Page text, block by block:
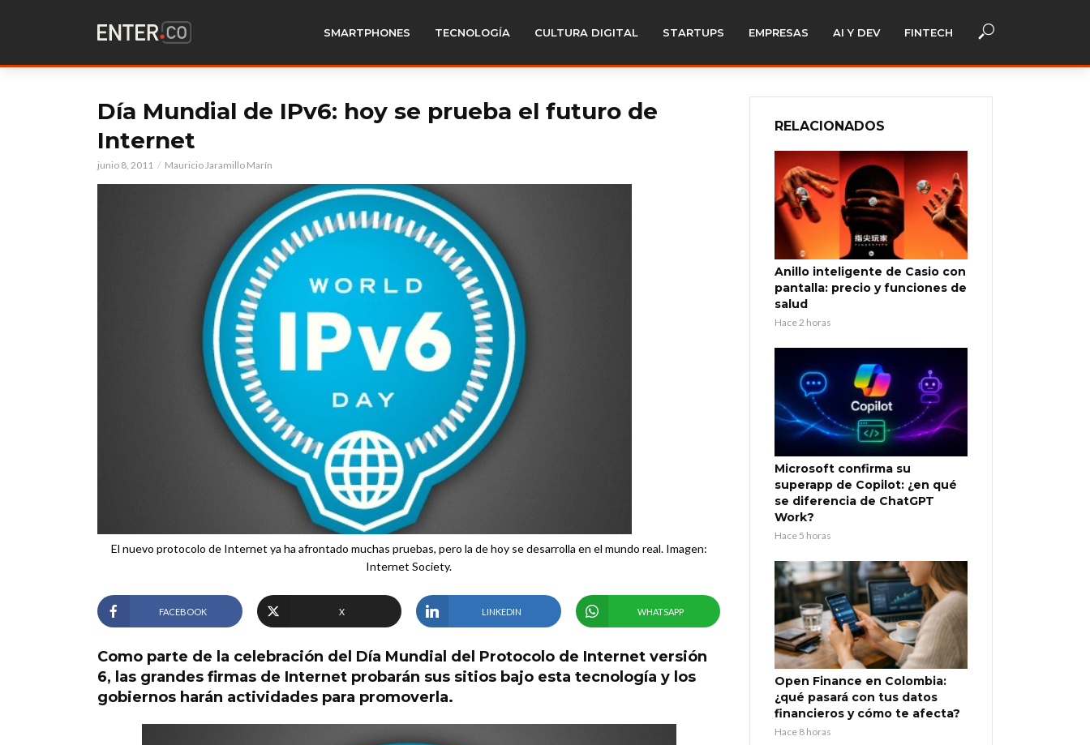
SMARTPHONES TECNOLOGÍA CULTURA DIGITAL STARTUPS EMPRESAS AI Y DEV FINTECH
Día Mundial de IPv6: hoy se prueba el futuro de
Internet
junio 8, 2011 Mauricio Jaramillo Marín
El nuevo protocolo de Internet ya ha afrontado muchas pruebas, pero la de hoy se desarrolla en el mundo real. Imagen:
Internet Society.
FACEBOOK X LINKEDIN WHATSAPP
Como parte de la celebración del Día Mundial del Protocolo de Internet versión
6, las grandes firmas de Internet probarán sus sitios bajo esta tecnología y los
gobiernos harán actividades para promoverla.
RELACIONADOS
Anillo inteligente de Casio con
pantalla: precio y funciones de
salud
Hace 2 horas
Microsoft confirma su
superapp de Copilot: ¿en qué
se diferencia de ChatGPT
Work?
Hace 5 horas
Open Finance en Colombia:
¿qué pasará con tus datos
financieros y cómo te afecta?
Hace 8 horas